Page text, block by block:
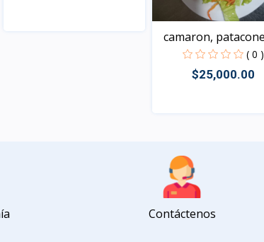
camaron,
( 0 )
$25,000.00
Contáctenos